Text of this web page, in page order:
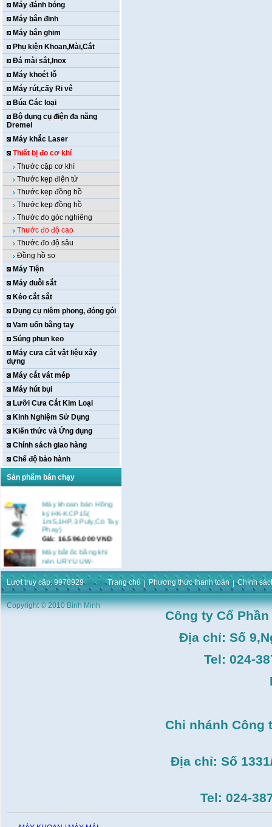
Máy đánh bóng
Máy bắn đinh
Máy bắn ghim
Phụ kiện Khoan,Mài,Cắt
Đá mài sắt,Inox
Máy khoét lỗ
Máy rút,cấy Ri vê
Búa Các loại
Bộ dụng cụ điện đa năng
Dremel
Máy khắc Laser
Thiết bị đo cơ khí
Thước cặp cơ khí
Thước kẹp điện tử
Thước kẹp đồng hồ
Thước kẹp đồng hồ
Thước đo góc nghiêng
Thước đo độ cao
Thước đo độ sâu
Đồng hồ so
Máy Tiện
Máy duỗi sắt
Kéo cắt sắt
Dụng cụ niêm phong, đóng gói
Vam uốn bằng tay
Súng phun keo
Máy cưa cắt vật liệu xây
dựng
Máy cắt vát mép
Máy hút bụi
Lưỡi Cưa Cắt Kim Loại
Kinh Nghiệm Sử Dụng
Kiến thức và Ứng dụng
Chính sách giao hàng
Chế độ bảo hành
Sản phẩm bán chạy
Máy khoan bàn Hồng
ký HK-KCP15(
1m5,1HP,3 Puly,Có Tay
Phay)
Giá:16.596.000VND
Máy bắt ốc bằng khí
nén URYU UW-
9SK(M10)
Giá:0VND
Máy duỗi sắt Hồng ký
HK–DSM114( 1HP,Ø8 -
Ø10)
Lượt truy cập: 9978929 Trang chủ Phương thức thanh toán Chính
Copyright © 2010 Binh Minh
Công ty Cổ
Địa chỉ: Số
Tel: 024-
Chi nhánh Công
Địa chỉ: Số
Tel: 024-